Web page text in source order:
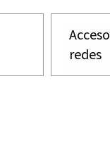
redes